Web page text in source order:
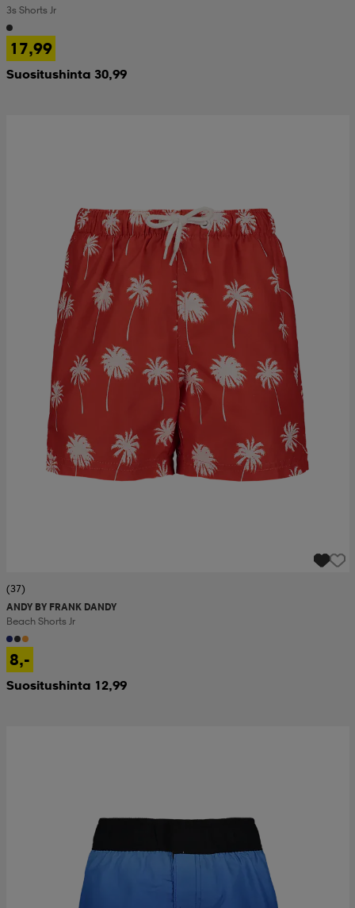
3s Shorts Jr
17,99
Suositushinta 30,99
(37)
ANDY BY FRANK DANDY
Beach Shorts Jr
8,-
Suositushinta 12,99